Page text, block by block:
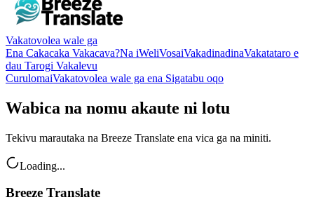
Vakatovolea wale ga
Ena Cakacaka Vakacava?Na iWeliVosaiVakadinadinaVakatataro e
dau Tarogi Vakalevu
CurulomaiVakatovolea wale ga ena Sigatabu oqo
Wabica na nomu akaute ni lotu
Tekivu marautaka na Breeze Translate ena vica ga na miniti.
Loading...
Breeze Translate